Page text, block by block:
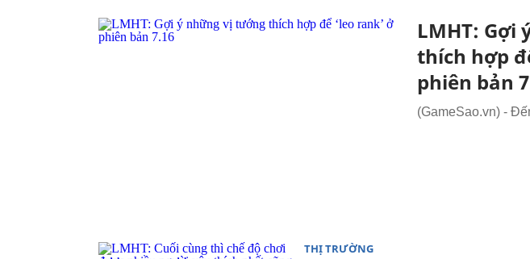
LMHT:
thích hợp
phiên bản
(GameSao.vn) -
THỊ TRƯỜNG